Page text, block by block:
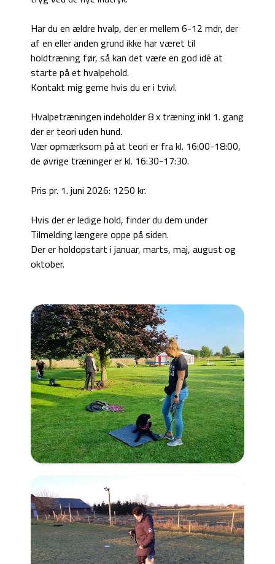
Har du en ældre hvalp, der er mellem 6-12 mdr, der
af en eller anden grund ikke har været til
holdtræning før, så kan det være en god idé at
starte på et hvalpehold.
Kontakt mig gerne hvis du er i tvivl.
Hvalpetræningen indeholder 8 x træning inkl 1. gang
der er teori uden hund.
Vær opmærksom på at teori er fra kl. 16:00-18:00,
de øvrige træninger er kl. 16:30-17:30.
Pris pr. 1. juni 2026: 1250 kr.
Hvis der er ledige hold, finder du dem under
Tilmelding længere oppe på siden.
Der er holdopstart i januar, marts, maj, august og
oktober.